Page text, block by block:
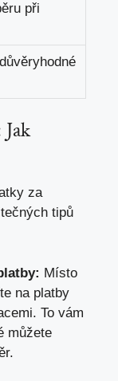
při
za
tipů
⁢Místo
na platby‌
To vám
můžete